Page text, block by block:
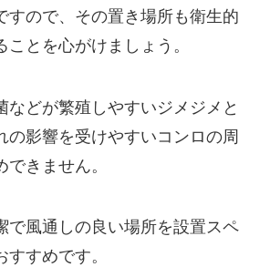
すので、その置き場所も衛生的
とを心がけましょう。
などが繁殖しやすいジメジメと
の影響を受けやすいコンロの周
きません。
で風通しの良い場所を設置スペ
すめです。